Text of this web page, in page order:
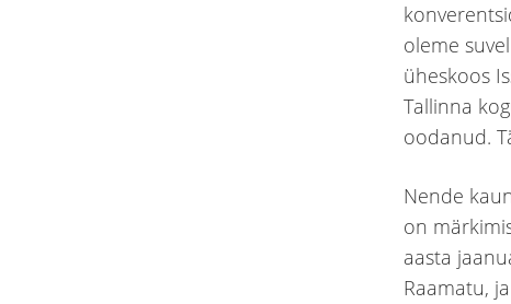
oleme
üheskoos
Tallinna
oodanud.
Nende
on
aasta
Raamatu,